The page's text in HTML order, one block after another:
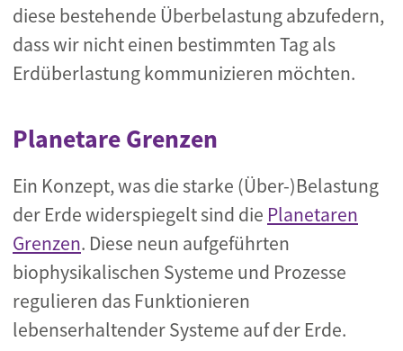
diese bestehende Überbelastung abzufedern,
dass wir nicht einen bestimmten Tag als
Erdüberlastung kommunizieren möchten.
Planetare Grenzen
Ein Konzept, was die starke (Über-)Belastung
der Erde widerspiegelt sind die Planetaren
Grenzen. Diese neun aufgeführten
biophysikalischen Systeme und Prozesse
regulieren das Funktionieren
lebenserhaltender Systeme auf der Erde.